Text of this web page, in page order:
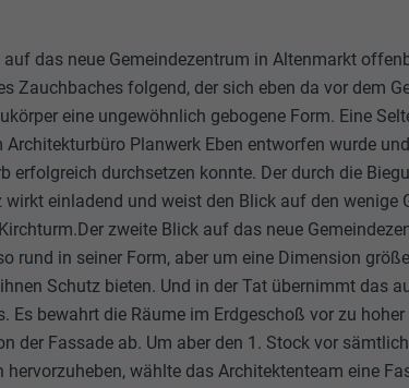
auf das neue Gemeindezentrum in Altenmarkt
Zauchbaches folgend, der sich eben da vor dem
eine ungewöhnlich gebogene Form. Eine
Architekturbüro Planwerk Eben entworfen wurde
erfolgreich durchsetzen konnte. Der durch die
wirkt einladend und weist den Blick auf den wenige
zweite Blick auf das neue
rund in seiner Form, aber um eine Dimension
Schutz bieten. Und in der Tat übernimmt das
Es bewahrt die Räume im Erdgeschoß vor zu
der Fassade ab. Um aber den 1. Stock vor
wählte das Architektenteam eine